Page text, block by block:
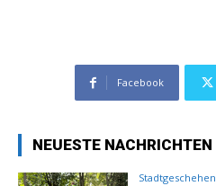
Facebook
NEUESTE NACHRICHTEN
Stadtgeschehen